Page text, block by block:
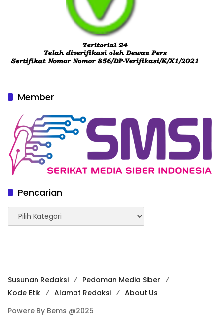
Member
Pencarian
Pencarian
Susunan Redaksi
Pedoman Media Siber
Kode Etik
Alamat Redaksi
About Us
Powere By Bems @2025